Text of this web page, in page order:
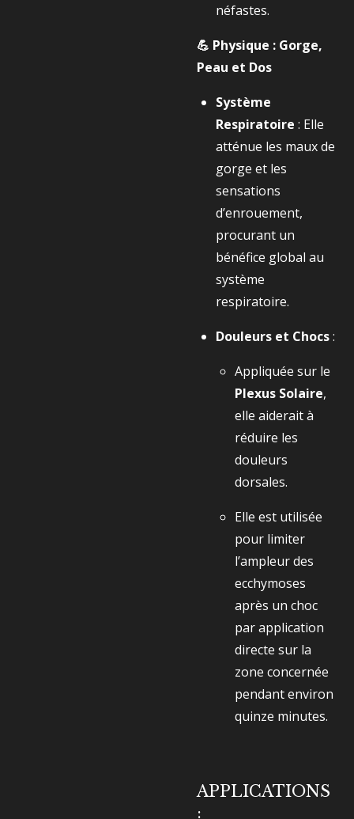
néfastes.
💪 Physique : Gorge,
Peau et Dos
Système
Respiratoire : Elle
atténue les maux de
gorge et les
sensations
d’enrouement,
procurant un
bénéfice global au
système
respiratoire.
Douleurs et Chocs:
Appliquée sur le
Plexus Solaire,
elle aiderait à
réduire les
douleurs
dorsales.
Elle est utilisée
pour limiter
l’ampleur des
ecchymoses
après un choc
par application
directe sur la
zone concernée
pendant environ
quinze minutes.
APPLICATIONS
: